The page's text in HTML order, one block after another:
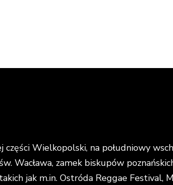
Wielkopolski, na południowy
Wacława, zamek biskupów
jak m.in. Ostróda Reggae Festival,